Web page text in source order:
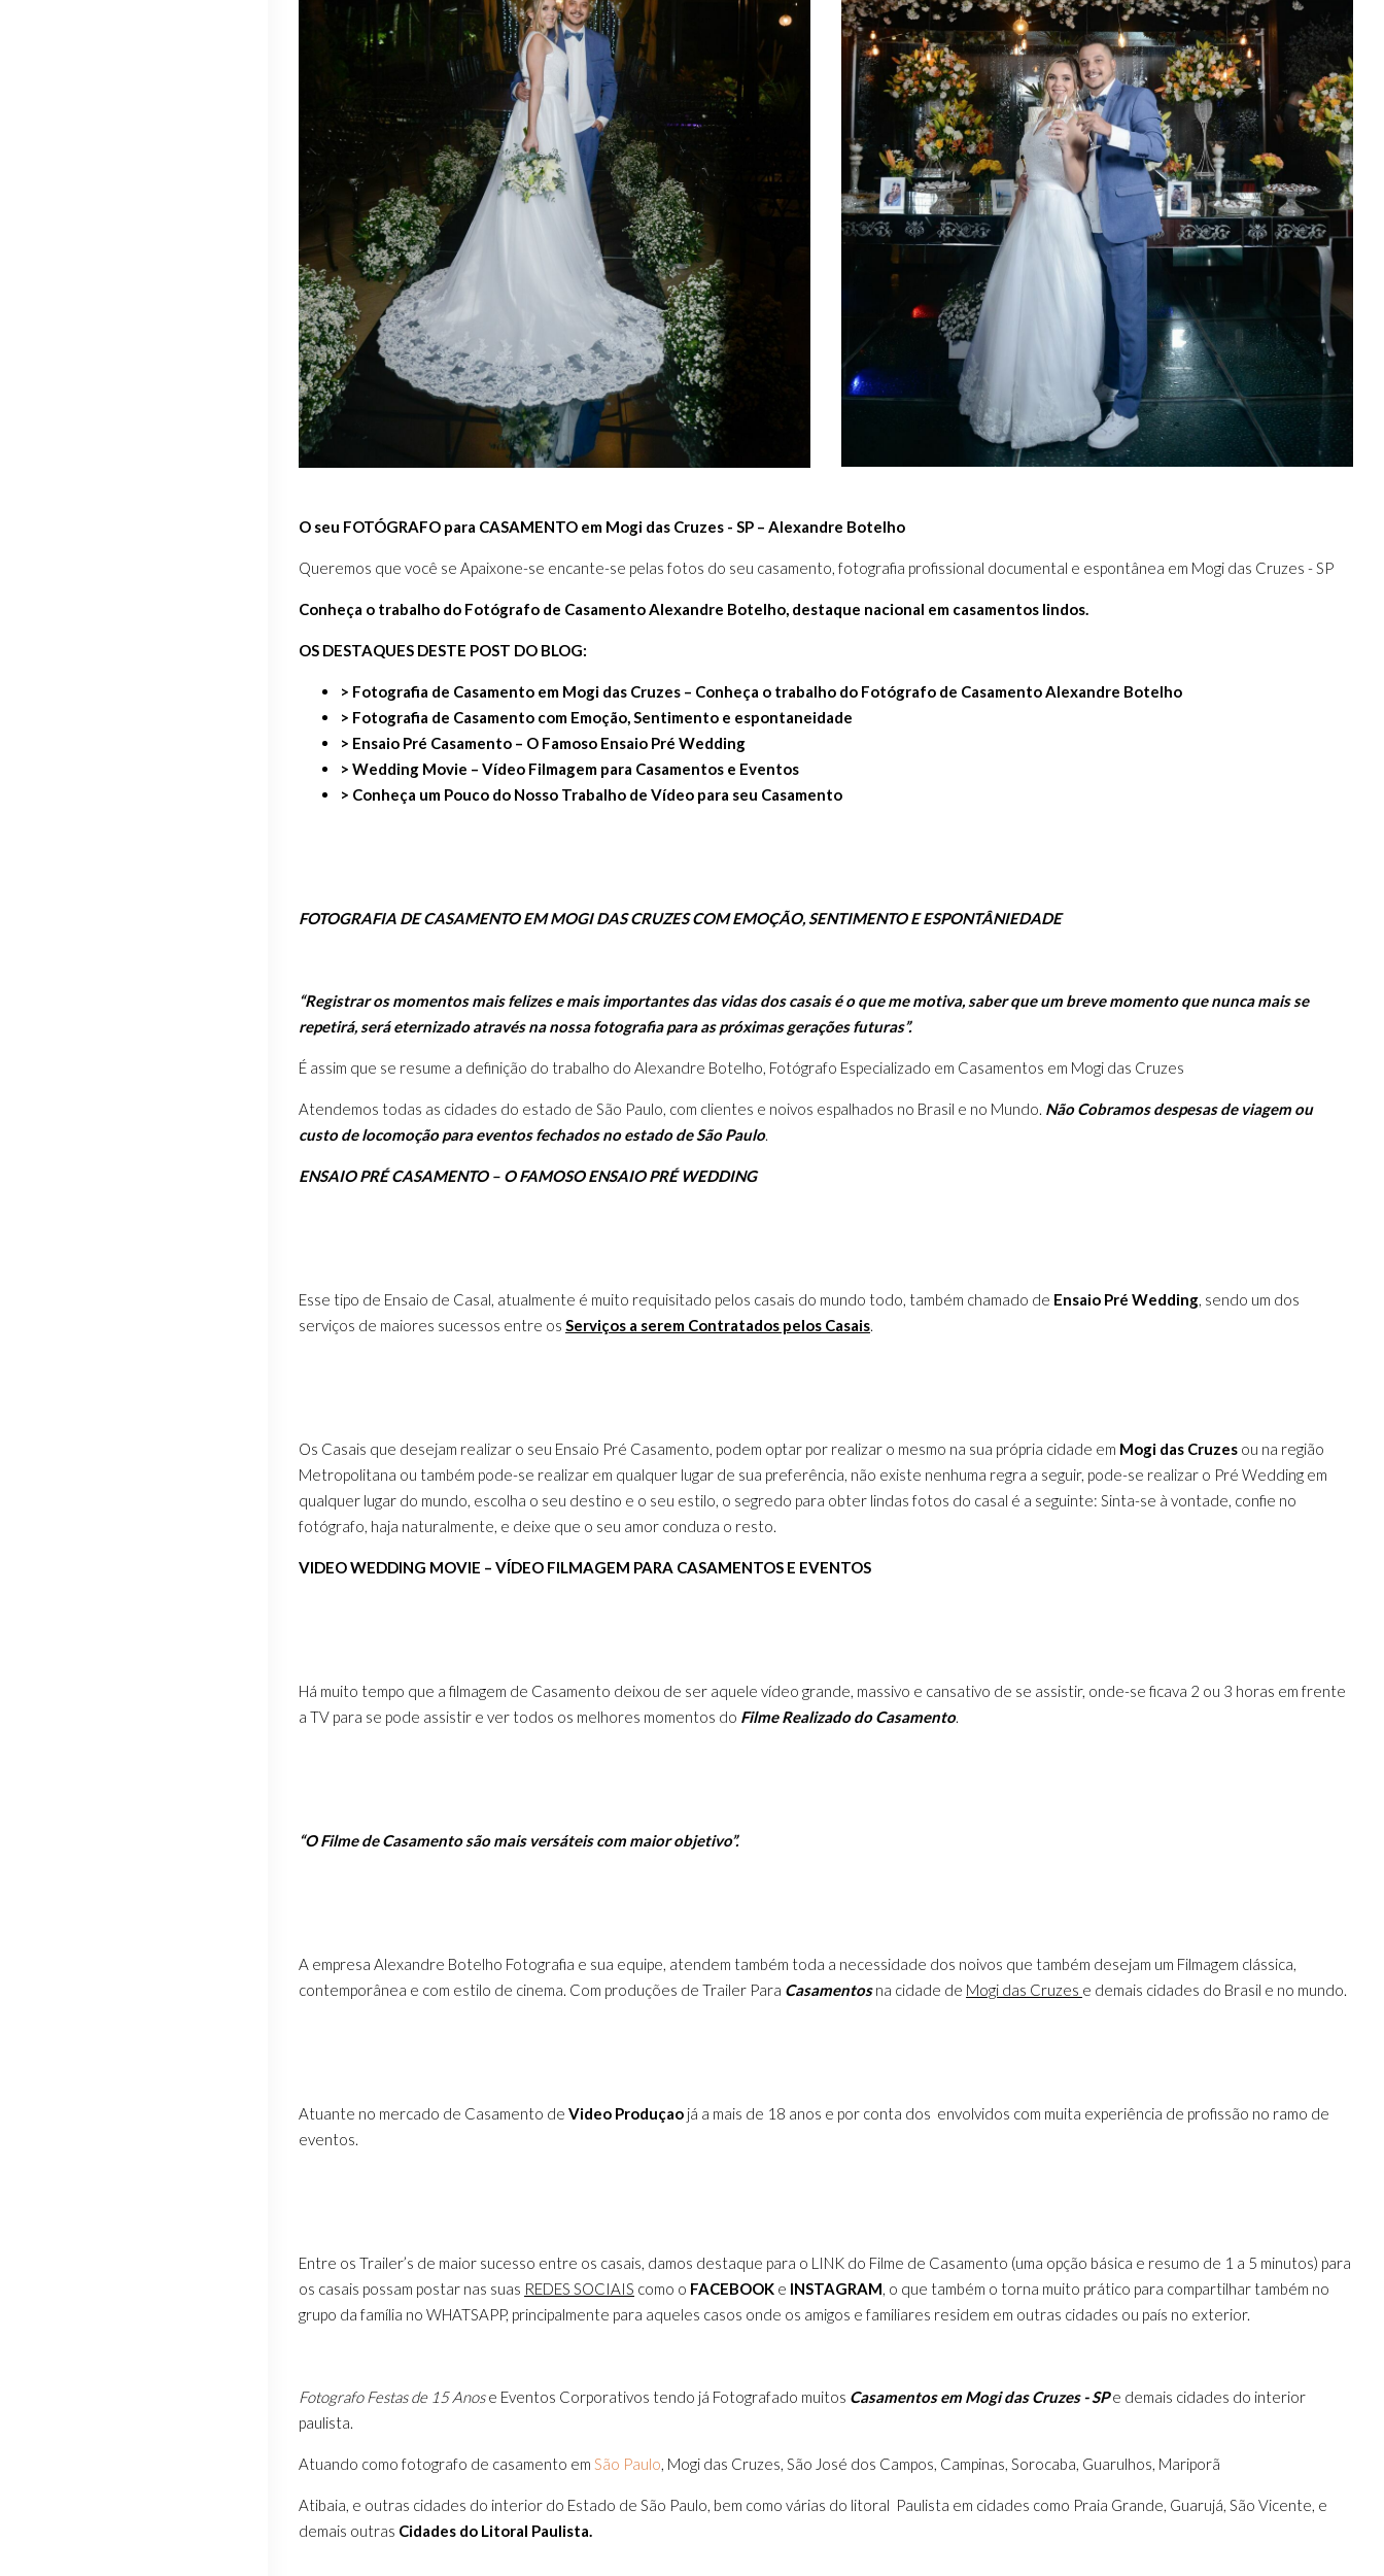
O seu FOTÓGRAFO para CASAMENTO em Mogi das Cruzes - SP – Alexandre Botelho
Queremos que você se Apaixone-se encante-se pelas fotos do seu casamento, fotografia profissional documental e espontânea em Mogi das Cruzes - SP
Conheça o trabalho do Fotógrafo de Casamento Alexandre Botelho, destaque nacional em casamentos lindos.
OS DESTAQUES DESTE POST DO BLOG:
> Fotografia de Casamento em Mogi das Cruzes – Conheça o trabalho do Fotógrafo de Casamento Alexandre Botelho
> Fotografia de Casamento com Emoção, Sentimento e espontaneidade
> Ensaio Pré Casamento – O Famoso Ensaio Pré Wedding
> Wedding Movie – Vídeo Filmagem para Casamentos e Eventos
> Conheça um Pouco do Nosso Trabalho de Vídeo para seu Casamento
FOTOGRAFIA DE CASAMENTO EM MOGI DAS CRUZES COM EMOÇÃO, SENTIMENTO E ESPONTÂNIEDADE
“Registrar os momentos mais felizes e mais importantes das vidas dos casais é o que me motiva, saber que um breve momento que nunca mais se
repetirá, será eternizado através na nossa fotografia para as próximas gerações futuras”.
É assim que se resume a definição do trabalho do Alexandre Botelho, Fotógrafo Especializado em Casamentos em Mogi das Cruzes
Atendemos todas as cidades do estado de São Paulo, com clientes e noivos espalhados no Brasil e no Mundo. Não Cobramos despesas de viagem ou
custo de locomoção para eventos fechados no estado de São Paulo.
ENSAIO PRÉ CASAMENTO – O FAMOSO ENSAIO PRÉ WEDDING
Esse tipo de Ensaio de Casal, atualmente é muito requisitado pelos casais do mundo todo, também chamado de Ensaio Pré Wedding, sendo um dos
serviços de maiores sucessos entre os Serviços a serem Contratados pelos Casais.
Os Casais que desejam realizar o seu Ensaio Pré Casamento, podem optar por realizar o mesmo na sua própria cidade em Mogi das Cruzes ou na região
Metropolitana ou também pode-se realizar em qualquer lugar de sua preferência, não existe nenhuma regra a seguir, pode-se realizar o Pré Wedding em
qualquer lugar do mundo, escolha o seu destino e o seu estilo, o segredo para obter lindas fotos do casal é a seguinte: Sinta-se à vontade, confie no
fotógrafo, haja naturalmente, e deixe que o seu amor conduza o resto.
VIDEO WEDDING MOVIE – VÍDEO FILMAGEM PARA CASAMENTOS E EVENTOS
Há muito tempo que a filmagem de Casamento deixou de ser aquele vídeo grande, massivo e cansativo de se assistir, onde-se ficava 2 ou 3 horas em frente
a TV para se pode assistir e ver todos os melhores momentos do Filme Realizado do Casamento.
“O Filme de Casamento são mais versáteis com maior objetivo”.
A empresa Alexandre Botelho Fotografia e sua equipe, atendem também toda a necessidade dos noivos que também desejam um Filmagem clássica,
contemporânea e com estilo de cinema. Com produções de Trailer Para Casamentosna cidade de Mogi das Cruzes e demais cidades do Brasil e no mundo.
Atuante no mercado de Casamento de Video Produçao já a mais de 18 anos e por conta dos envolvidos com muita experiência de profissão no ramo de
eventos.
Entre os Trailer’s de maior sucesso entre os casais, damos destaque para o LINK do Filme de Casamento (uma opção básica e resumo de 1 a 5 minutos) para
os casais possam postar nas suas REDES SOCIAIS como o FACEBOOK e INSTAGRAM, o que também o torna muito prático para compartilhar também no
grupo da família no WHATSAPP, principalmente para aqueles casos onde os amigos e familiares residem em outras cidades ou país no exterior.
Fotografo Festas de 15 Anose Eventos Corporativos tendo já Fotografado muitos Casamentos em Mogi das Cruzes - SPe demais cidades do interior
paulista.
Atuando como fotografo de casamento em São Paulo, Mogi das Cruzes, São José dos Campos, Campinas, Sorocaba, Guarulhos, Mariporã
Atibaia, e outras cidades do interior do Estado de São Paulo, bem como várias do litoral Paulista em cidades como Praia Grande, Guarujá, São Vicente, e
demais outras Cidades do Litoral Paulista.